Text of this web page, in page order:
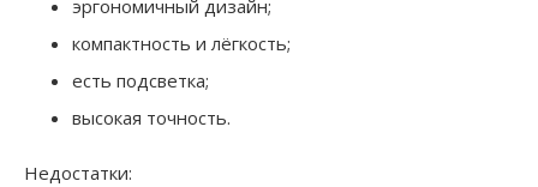
эргономичный дизайн;
компактность и лёгкость;
есть подсветка;
высокая точность.
Недостатки: